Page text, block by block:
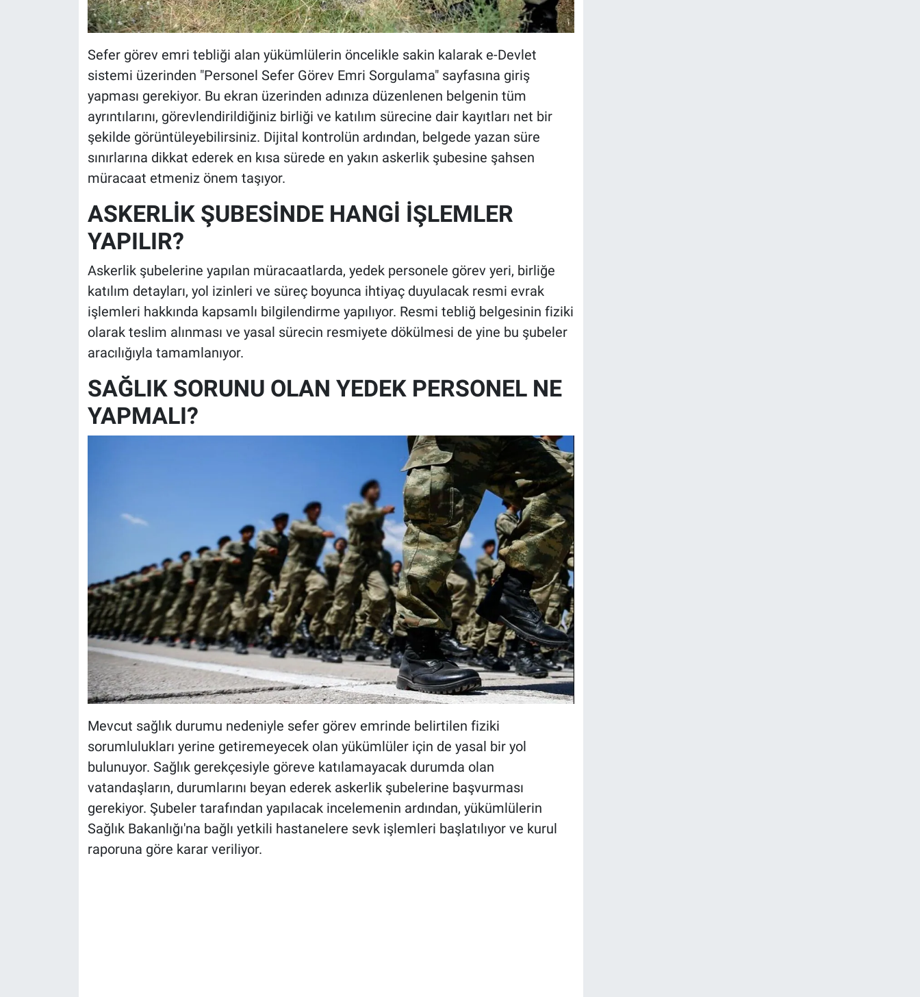
Sefer görev emri tebliği alan yükümlülerin öncelikle sakin kalarak e-Devlet
sistemi üzerinden "Personel Sefer Görev Emri Sorgulama" sayfasına giriş
yapması gerekiyor. Bu ekran üzerinden adınıza düzenlenen belgenin tüm
ayrıntılarını, görevlendirildiğiniz birliği ve katılım sürecine dair kayıtları net bir
şekilde görüntüleyebilirsiniz. Dijital kontrolün ardından, belgede yazan süre
sınırlarına dikkat ederek en kısa sürede en yakın askerlik şubesine şahsen
müracaat etmeniz önem taşıyor.
ASKERLİK ŞUBESİNDE HANGİ İŞLEMLER
YAPILIR?
Askerlik şubelerine yapılan müracaatlarda, yedek personele görev yeri, birliğe
katılım detayları, yol izinleri ve süreç boyunca ihtiyaç duyulacak resmi evrak
işlemleri hakkında kapsamlı bilgilendirme yapılıyor. Resmi tebliğ belgesinin fiziki
olarak teslim alınması ve yasal sürecin resmiyete dökülmesi de yine bu şubeler
aracılığıyla tamamlanıyor.
SAĞLIK SORUNU OLAN YEDEK PERSONEL NE
YAPMALI?
Mevcut sağlık durumu nedeniyle sefer görev emrinde belirtilen fiziki
sorumlulukları yerine getiremeyecek olan yükümlüler için de yasal bir yol
bulunuyor. Sağlık gerekçesiyle göreve katılamayacak durumda olan
vatandaşların, durumlarını beyan ederek askerlik şubelerine başvurması
gerekiyor. Şubeler tarafından yapılacak incelemenin ardından, yükümlülerin
Sağlık Bakanlığı'na bağlı yetkili hastanelere sevk işlemleri başlatılıyor ve kurul
raporuna göre karar veriliyor.